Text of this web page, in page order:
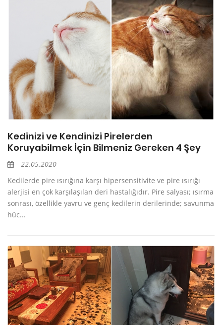
Kedinizi ve Kendinizi Pirelerden
Koruyabilmek İçin Bilmeniz Gereken 4 Şey
22.05.2020
Kedilerde pire ısırığına karşı hipersensitivite ve pire ısırığı
alerjisi en çok karşılaşılan deri hastalığıdır. Pire salyası; ısırma
sonrası, özellikle yavru ve genç kedilerin derilerinde; savunma
hüc...